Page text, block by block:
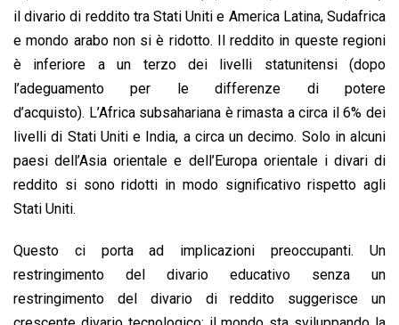
il divario di reddito tra Stati Uniti e America Latina, Sudafrica
e mondo arabo non si è ridotto. Il reddito in queste regioni
è inferiore a un terzo dei livelli statunitensi (dopo
l’adeguamento per le differenze di potere
d’acquisto). L’Africa subsahariana è rimasta a circa il 6% dei
livelli di Stati Uniti e India, a circa un decimo. Solo in alcuni
paesi dell’Asia orientale e dell’Europa orientale i divari di
reddito si sono ridotti in modo significativo rispetto agli
Stati Uniti.
Questo ci porta ad implicazioni preoccupanti. Un
restringimento del divario educativo senza un
restringimento del divario di reddito suggerisce un